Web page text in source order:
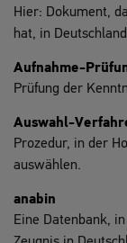
Hier: Dokument,
hat, in
Aufnahme-
Prüfung der
Auswahl-
Prozedur, in der
auswählen.
anabin
Eine Datenbank,